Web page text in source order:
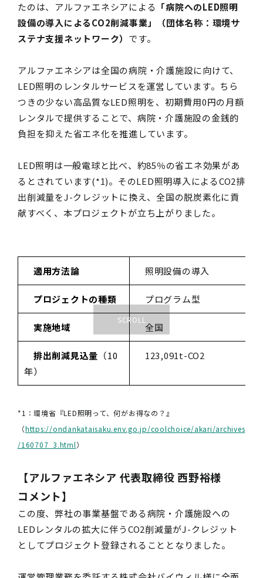
たのは、アルファエネシアによる 「病院へのLED照明
設備の導入によるCO2削減事業」（団体名称：環境サ
ステナ支援ネットワーク） です。
アルファエネシアは全国の病院・介護施設に向けて、
LED照明のレンタルサービスを運営しています。ちら
つきの少ない高品質なLED照明を、初期費用0円の月額
レンタルで提供することで、病院・介護施設の金銭的
負担を抑えた省エネ化を推進しています。
LED照明は一般電球と比べ、約85％の省エネ効果があ
るとされています(*1)。そのLED照明導入によるCO2排
出削減量をJ-クレジットに換え、全国の脱炭素化に貢
献すべく、本プロジェクトが立ち上がりました。
適用方法論 照明設備の導入
プロジェクトの種類 プログラム型
実施地域 全国
排出削減見込量 （10
年）
123,091t-CO2
*1：環境省『LED照明って、何がお得なの？』
（https://ondankataisaku.env.go.jp/coolchoice/akari/archives
/160707_3.html）
【アルファエネシア 代表取締役 西野裕様
コメント】
この度、弊社の事業基盤である病院・介護施設への
LEDレンタルの拡大に伴うCO2削減量がJ-クレジット
としてプロジェクト登録されることとなりました。